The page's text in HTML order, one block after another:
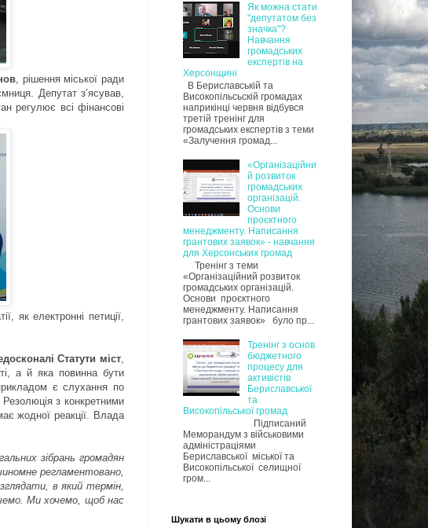
, рішення міської ради
Депутат з’ясував,
регулює всі фінансові
як електронні петиції,
Статути міст
а й яка повинна бути
є слухання по
з конкретними
жодної реакції. Влада
зібрань громадян
регламентовано,
в який термін,
Ми хочемо, щоб нас
Як можна стати
"депутатом без
значка"?
Навчання
громадських
експертів на
Херсонщині
В Бериславській та
Високопільсьскій громадах
наприкінці червня відбувся
третій тренінг для
громадських експертів з теми
«Залучення громад...
«Організаційни
й розвиток
громадських
організацій.
Основи
проєктного
менеджменту. Написання
грантових заявок» - навчання
для Херсонських громад
Тренінг з теми
«Організаційний розвиток
громадських організацій.
Основи проєктного
менеджменту. Написання
грантових заявок» було пр...
Тренінг з основ
бюджетного
процесу для
активістів
Бериславської
та
Високопільської громад
Підписаний
Меморандум з військовими
адміністраціями
Бериславської міської та
Високопільської селищної
гром...
Шукати в цьому блозі